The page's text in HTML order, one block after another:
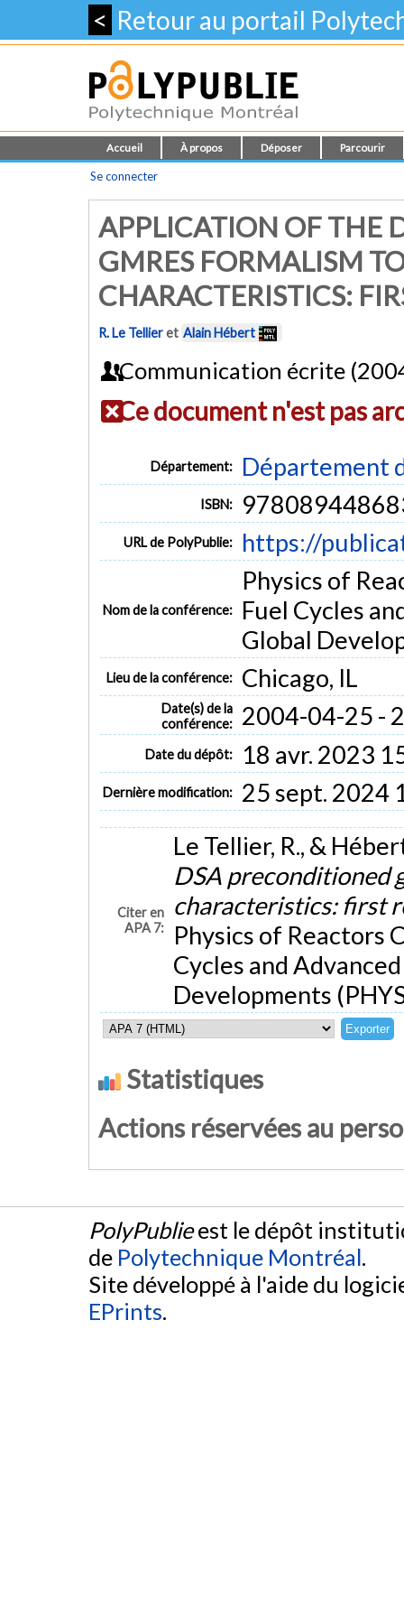
< Retour au portail
Accueil À propos Déposer Parcourir
Se connecter
APPLICATION OF THE
GMRES FORMALISM
CHARACTERISTICS:
R. Le Tellieret Alain Hébert
Communication écrite
Ce document n'est pas
Département: Département
ISBN:
URL de PolyPublie: https://
Nom de la conférence:
Physics of
Fuel Cycles
Global
Lieu de la conférence: Chicago, IL
Date(s) de la
conférence:
2004-04-25 -
Date du dépôt: 18 avr. 2023
Dernière modification: 25 sept. 2024
Citer en
APA 7:
Le Tellier, R., &
DSA preconditioned
characteristics: first
Physics of Reactors
Cycles and
Developments
Statistiques
Actions réservées au
PolyPublieest le dépôt
de Polytechnique Montréal.
Site développé à l'aide du
EPrints.